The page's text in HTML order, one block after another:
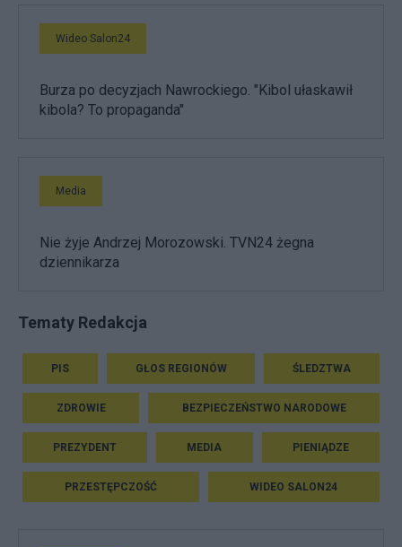
Wideo Salon24
Burza po decyzjach Nawrockiego. "Kibol ułaskawił
kibola? To propaganda"
Media
Nie żyje Andrzej Morozowski. TVN24 żegna
dziennikarza
Tematy Redakcja
PIS GŁOS REGIONÓW ŚLEDZTWA
ZDROWIE BEZPIECZEŃSTWO NARODOWE
PREZYDENT MEDIA PIENIĄDZE
PRZESTĘPCZOŚĆ WIDEO SALON24